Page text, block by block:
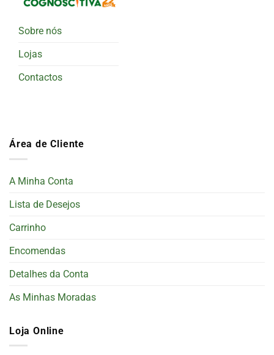
Sobre nós
Lojas
Contactos
Área de Cliente
A Minha Conta
Lista de Desejos
Carrinho
Encomendas
Detalhes da Conta
As Minhas Moradas
Loja Online